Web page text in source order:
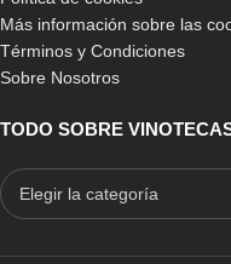
Más información sobre las
Términos y Condiciones
Sobre Nosotros
TODO SOBRE